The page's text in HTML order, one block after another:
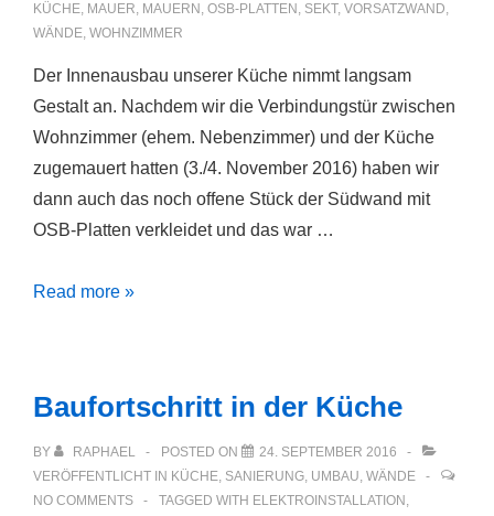
KÜCHE, MAUER, MAUERN , OSB-PLATTEN , SEKT, VORSATZWAND,
WÄNDE, WOHNZIMMER
Der Innenausbau unserer Küche nimmt langsam
Gestalt an. Nachdem wir die Verbindungstür zwischen
Wohnzimmer (ehem. Nebenzimmer) und der Küche
zugemauert hatten (3./4. November 2016) haben wir
dann auch das noch offene Stück der Südwand mit
OSB-Platten verkleidet und das war …
Küche
Read more »
Baufortschritt in der Küche
BY RAPHAEL POSTED ON
24. SEPTEMBER 2016
VERÖFFENTLICHT IN KÜCHE, SANIERUNG, UMBAU, WÄNDE
NO COMMENTS
TAGGED WITH ELEKTROINSTALLATION ,